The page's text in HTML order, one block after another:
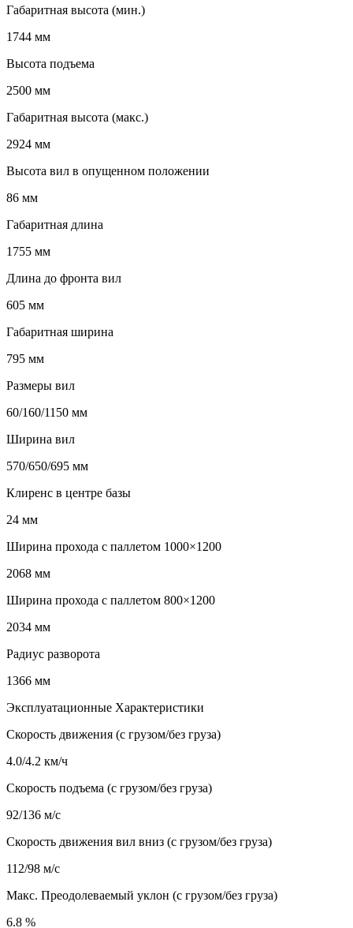
Габаритная высота (мин.)
1744 мм
Высота подъема
2500 мм
Габаритная высота (макс.)
2924 мм
Высота вил в опущенном положении
86 мм
Габаритная длина
1755 мм
Длина до фронта вил
605 мм
Габаритная ширина
795 мм
Размеры вил
60/160/1150 мм
Ширина вил
570/650/695 мм
Клиренс в центре базы
24 мм
Ширина прохода с паллетом 1000×1200
2068 мм
Ширина прохода с паллетом 800×1200
2034 мм
Радиус разворота
1366 мм
Эксплуатационные Характеристики
Скорость движения (с грузом/без груза)
4.0/4.2 км/ч
Скорость подъема (с грузом/без груза)
92/136 м/с
Скорость движения вил вниз (с грузом/без груза)
112/98 м/с
Макс. Преодолеваемый уклон (с грузом/без груза)
6.8 %